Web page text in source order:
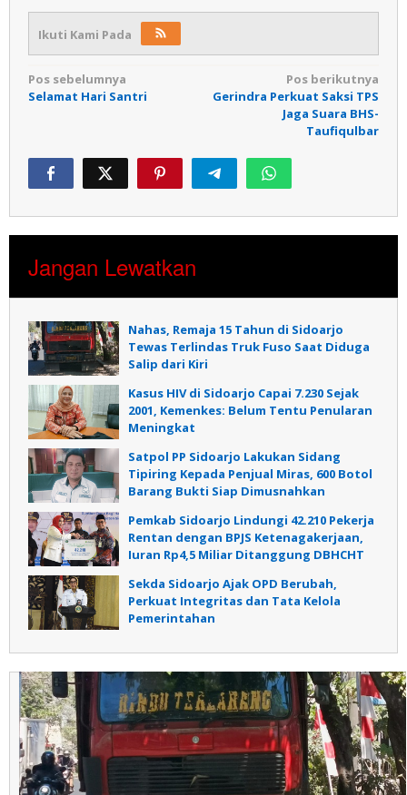
Ikuti Kami Pada
Navigasi
pos
Pos sebelumnya
Selamat Hari Santri
Pos berikutnya
Gerindra Perkuat Saksi TPS
Jaga Suara BHS-
Taufiqulbar
Jangan Lewatkan
Nahas, Remaja 15 Tahun di Sidoarjo
Tewas Terlindas Truk Fuso Saat Diduga
Salip dari Kiri
Kasus HIV di Sidoarjo Capai 7.230 Sejak
2001, Kemenkes: Belum Tentu Penularan
Meningkat
Satpol PP Sidoarjo Lakukan Sidang
Tipiring Kepada Penjual Miras, 600 Botol
Barang Bukti Siap Dimusnahkan
Pemkab Sidoarjo Lindungi 42.210 Pekerja
Rentan dengan BPJS Ketenagakerjaan,
Iuran Rp4,5 Miliar Ditanggung DBHCHT
Sekda Sidoarjo Ajak OPD Berubah,
Perkuat Integritas dan Tata Kelola
Pemerintahan